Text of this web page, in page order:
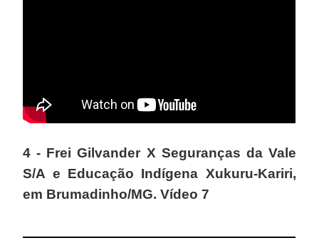
4 - Frei Gilvander X Seguranças da Vale
S/A e Educação Indígena Xukuru-Kariri,
em Brumadinho/MG. Vídeo 7